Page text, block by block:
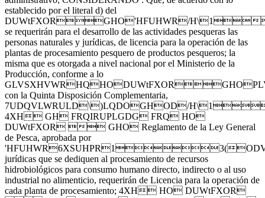
establecido por el literal d) del
DUWtFXORGHO'HFUHWR/H\1
se requerirán para el desarrollo de las actividades pesqueras las
personas naturales y jurídicas, de licencia para la operación de las
plantas de procesamiento pesquero de productos pesqueros; la
misma que es otorgada a nivel nacional por el Ministerio de la
Producción, conforme a lo
con la Quinta Disposición Complementaria,
7UDQVLWRULD\)LQDOGHOD/
4XH GH FRQIRUPLGDG FRQ HO
DUWtFXOR  GHO Reglamento de la Ley General
de Pesca, aprobada por
jurídicas que se dediquen al procesamiento de recursos
hidrobiológicos para consumo humano directo, indirecto o al uso
industrial no alimenticio, requerirán de Licencia para la operación de
cada planta de procesamiento; 4XH HO DUWtFXOR